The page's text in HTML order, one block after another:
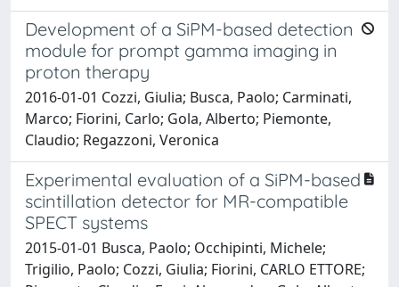
Development of a SiPM-based detection
module for prompt gamma imaging in
proton therapy
2016-01-01 Cozzi, Giulia; Busca, Paolo; Carminati,
Marco; Fiorini, Carlo; Gola, Alberto; Piemonte,
Claudio; Regazzoni, Veronica
Experimental evaluation of a SiPM-based
scintillation detector for MR-compatible
SPECT systems
2015-01-01 Busca, Paolo; Occhipinti, Michele;
Trigilio, Paolo; Cozzi, Giulia; Fiorini, CARLO ETTORE;